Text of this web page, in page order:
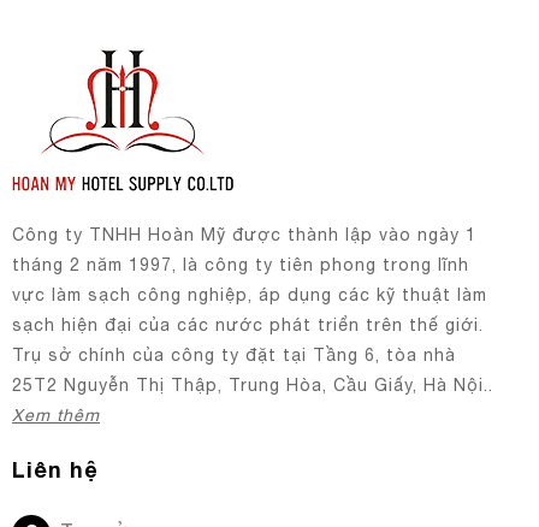
Công ty TNHH Hoàn Mỹ được thành lập vào ngày 1
tháng 2 năm 1997, là công ty tiên phong trong lĩnh
vực làm sạch công nghiệp, áp dụng các kỹ thuật làm
sạch hiện đại của các nước phát triển trên thế giới.
Trụ sở chính của công ty đặt tại Tầng 6, tòa nhà
25T2 Nguyễn Thị Thập, Trung Hòa, Cầu Giấy, Hà Nội..
Xem thêm
Liên hệ